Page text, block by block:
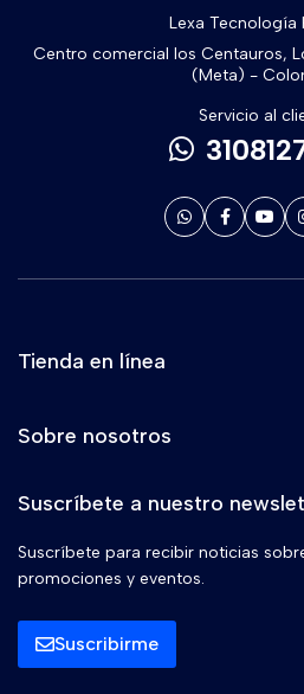
Lexa Tecnología
Centro comercial los Centauros,
(Meta) -
Servicio al
Tienda en línea
Sobre nosotros
Suscríbete a nuestro
Suscríbete para recibir noticias
promociones y eventos.
Suscribirme